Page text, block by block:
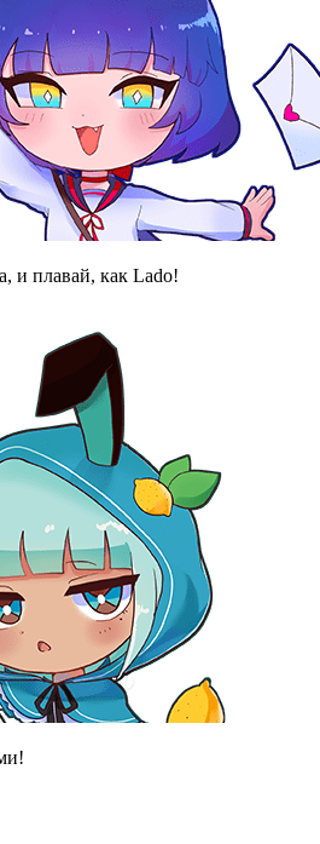
и плавай, как Lado!